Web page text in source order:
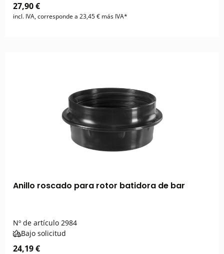
27,90 €
incl. IVA, corresponde a 23,45 € más IVA*
Anillo roscado para rotor batidora de bar
Nº de artículo 2984
Bajo solicitud
24,19 €